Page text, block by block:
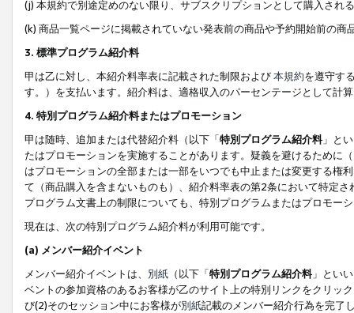
(j) 本規約で別途定めのない限り、サブスクリプションとして購入され
(k) 商品一覧ページに掲載されていない発表前の商品や予約開始前の商
3. 標準プログラム紹介料
甲は乙に対し、本紹介料率表に記載された制限および本規約を遵守す
す。）を支払います。紹介料は、適格収入のパーセンテージとして計
4. 特別プログラム紹介料またはプロモーション
甲は随時、追加または代替紹介料（以下「特別プログラム紹介料」と
たはプロモーションを実施することがあります。疑義を避けるために
はプロモーションの全部または一部をいつでも中止または変更する権
て（商品購入を含まないものも）、紹介料率表の第2条において特定
プログラム文書上の制限についても、特別プログラムまたはプロモー
現在は、次の特別プログラム紹介料が利用可能です。
(a) メンバー紹介イベント
メンバー紹介イベントは、 別紙 （以下「特別プログラム紹介料」とい
ベントの参加資格のあるお客様が乙のサイト上の特別リンクをクリッ
び(2)そのセッション中にお客様が別紙記載のメンバー紹介行為を完了